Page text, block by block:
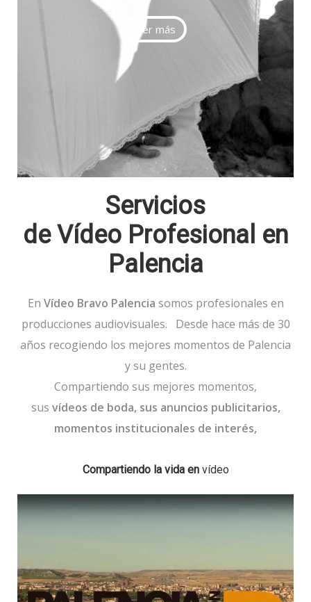
Ver más
Servicios
de Vídeo Profesional en
Palencia
En Vídeo Bravo Palencia somos profesionales en
producciones audiovisuales.
Desde hace más de 30
años recogiendo los mejores momentos de Palencia
y su gentes.
Compartiendo sus mejores momentos,
sus vídeos de boda, sus anuncios publicitarios,
momentos institucionales de interés,
Compartiendo la vida en vídeo